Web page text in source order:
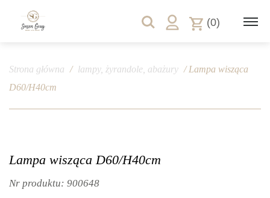
(0)
Strona główna / lampy, żyrandole, abażury / Lampa wisząca
D60/H40cm
Lampa wisząca D60/H40cm
Nr produktu: 900648